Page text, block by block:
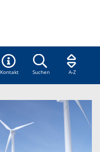
Kontakt Suchen A-Z